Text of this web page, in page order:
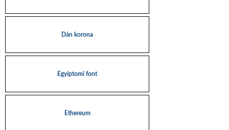
Dán korona
Egyiptomi font
Ethereum